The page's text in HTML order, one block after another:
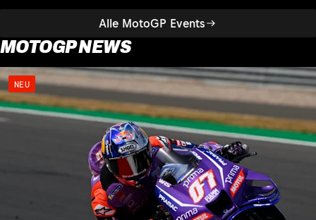
Alle MotoGP Events
MOTOGP NEWS
NEU